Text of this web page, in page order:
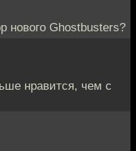
нового Ghostbusters?
нравится, чем с